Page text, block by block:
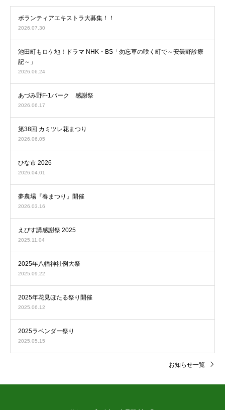
ボランティアエキストラ大募集！！
2026.07.30
池田町もロケ地！ドラマ NHK・BS「勿忘草の咲く町で～安曇野診療
記～」
2026.06.24
あづみ野F-1パーク 感謝祭
2026.06.17
第38回 カミツレ花まつり
2026.06.05
ひな市 2026
2026.04.01
夢農場『春まつり』開催
2026.03.16
えびす講感謝祭 2025
2025.11.04
2025年八幡神社例大祭
2025.09.22
2025年花見ほたる祭り開催
2025.06.12
2025ラベンダー祭り
2025.05.15
お知らせ一覧